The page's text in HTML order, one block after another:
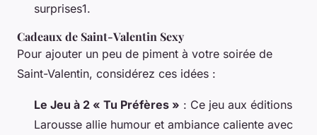
surprises1.
Cadeaux de Saint-Valentin Sexy
Pour ajouter un peu de piment à votre soirée de
Saint-Valentin, considérez ces idées :
Le Jeu à 2 « Tu Préfères » : Ce jeu aux éditions
Larousse allie humour et ambiance caliente avec